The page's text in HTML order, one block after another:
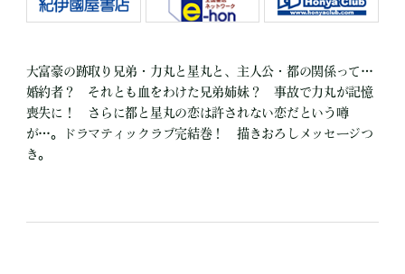
大富豪の跡取り兄弟・力丸と星丸と、主人公・都の関係って…
婚約者？ それとも血をわけた兄弟姉妹？ 事故で力丸が記憶
喪失に！ さらに都と星丸の恋は許されない恋だという噂
が…。ドラマティックラブ完結巻！ 描きおろしメッセージつ
き。